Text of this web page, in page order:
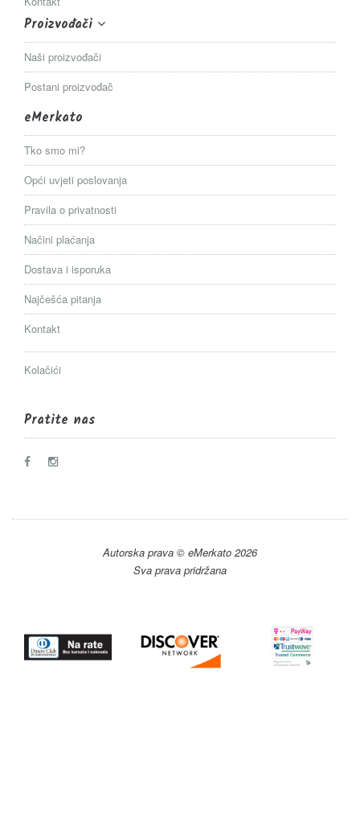
Proizvođači
Naši proizvođači
Postani proizvođač
eMerkato
Tko smo mi?
Opći uvjeti poslovanja
Pravila o privatnosti
Načini plaćanja
Dostava i isporuka
Najčešća pitanja
Kontakt
Kolačići
Pratite nas
Autorska prava © eMerkato 2026
Sva prava pridržana